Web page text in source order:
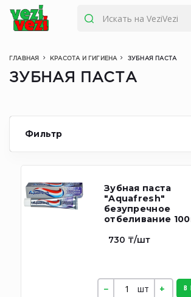
ГЛАВНАЯ КРАСОТА И ГИГИЕНА ЗУБНАЯ ПАСТА
ЗУБНАЯ ПАСТА
Фильтр
Зубная паста
"Aquafresh"
безупречное
отбеливание
730 ₸/шт
шт В